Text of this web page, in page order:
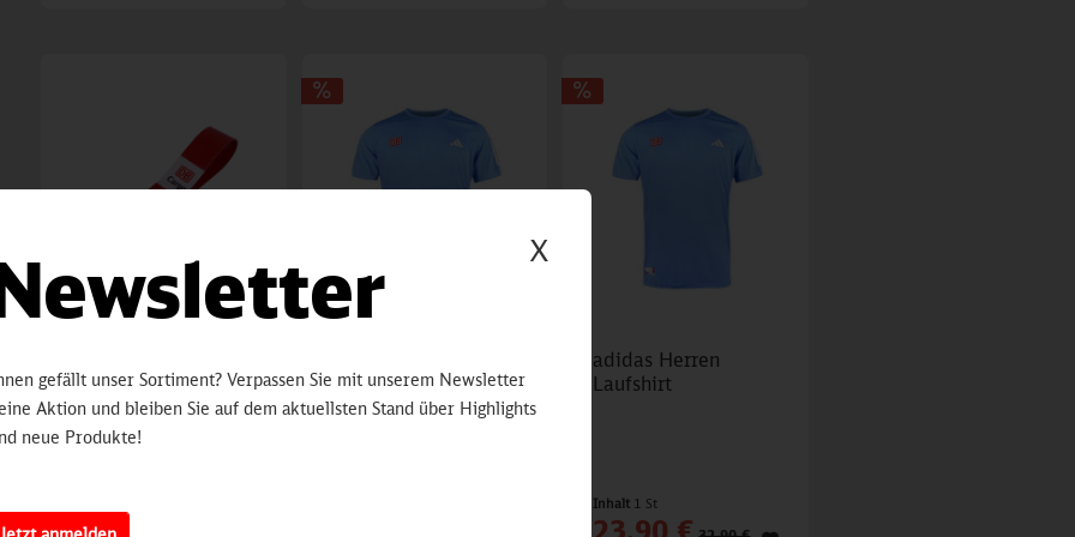
"Langfinger"
4,90 €
Laufshirt
adidas Herren
Laufshirt
Inhalt 1 St
23,90 €
X
gefällt unser Sortiment? Verpassen Sie mit unserem Newsletter
Aktion und bleiben Sie auf dem aktuellsten Stand über Highlights
neue Produkte!